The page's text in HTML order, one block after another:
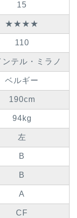
15
★★★★
110
ンテル・ミラノ
ベルギー
190cm
94kg
左
B
B
A
CF